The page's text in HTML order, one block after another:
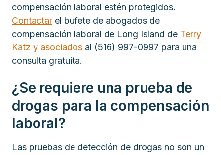
compensación laboral estén protegidos.
Contactar el bufete de abogados de
compensación laboral de Long Island de Terry
Katz y asociados al (516) 997-0997 para una
consulta gratuita.
¿Se requiere una prueba de
drogas para la compensación
laboral?
Las pruebas de detección de drogas no son un